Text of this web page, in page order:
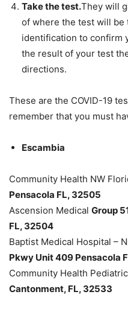
Take the test.They will
of where the test will be
identification to confirm
the result of your test
directions.
These are the COVID-19
remember that you must
Escambia
Community Health NW
Pensacola FL, 32505
Ascension Medical Group
FL, 32504
Baptist Medical Hospital –
Pkwy Unit 409 Pensacola
Community Health
Cantonment, FL, 32533